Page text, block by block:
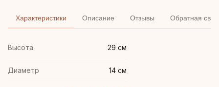
Характеристики Описание Отзывы Обратная
Высота 29 см
Диаметр 14 см